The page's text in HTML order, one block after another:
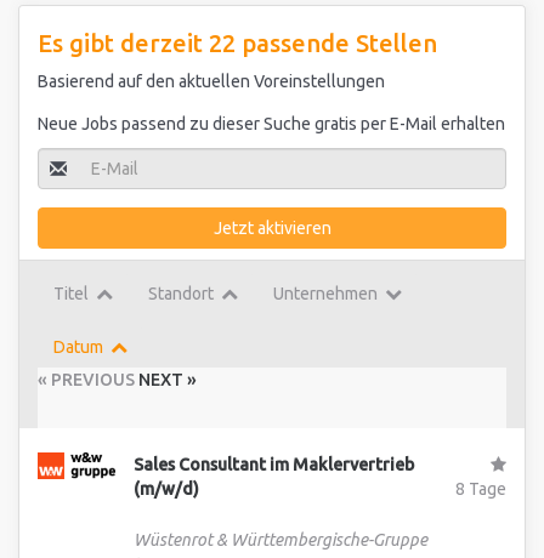
Es gibt derzeit 22 passende Stellen
Basierend auf den aktuellen Voreinstellungen
Neue Jobs passend zu dieser Suche gratis per E-Mail erhalten
Jetzt aktivieren
Titel Standort Unternehmen
Datum
« PREVIOUS NEXT »
Sales Consultant im Maklervertrieb
(m/w/d)
Wüstenrot & Württembergische-Gruppe
8 Tage